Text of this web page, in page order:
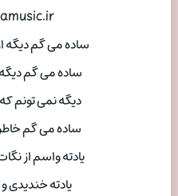
ساده می گم دیگه
ساده می گم
دیگه نمی تونم
ساده می گم
یادته واسم از
یادته